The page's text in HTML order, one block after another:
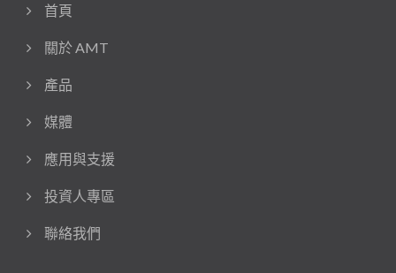
首頁
關於 AMT
產品
媒體
應用與支援
投資人專區
聯絡我們